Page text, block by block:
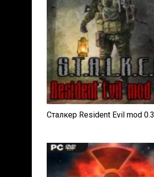
Сталкер Resident Evil mod 0.3